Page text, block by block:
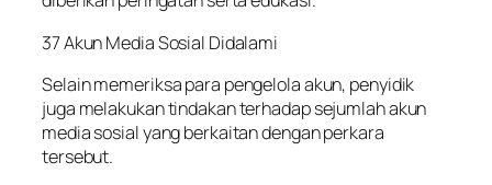
37 Akun Media Sosial Didalami
Selain memeriksa para pengelola akun, penyidik
juga melakukan tindakan terhadap sejumlah akun
media sosial yang berkaitan dengan perkara
tersebut.